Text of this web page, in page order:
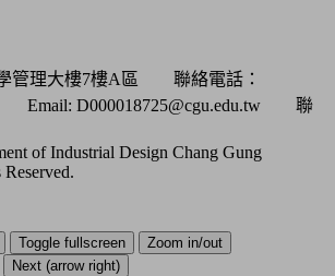
管理大樓7樓A區 聯絡電話：
Email: D000018725@cgu.edu.tw 聯
of Industrial Design Chang Gung
Toggle fullscreen
Zoom in/out
Next (arrow right)